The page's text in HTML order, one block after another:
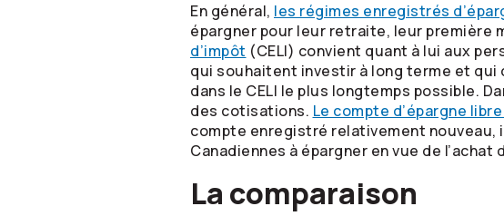
En général, les régimes enregistrés
épargner pour leur retraite, leur première
d’impôt (CELI) convient quant à lui aux
qui souhaitent investir à long terme et
dans le CELI le plus longtemps possible.
des cotisations. Le compte d’épargne
compte enregistré relativement nouveau,
Canadiennes à épargner en vue de
La comparaison